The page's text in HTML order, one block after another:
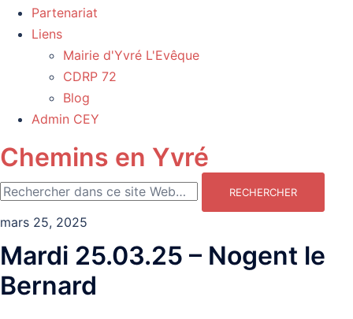
Partenariat
Liens
Mairie d'Yvré L'Evêque
CDRP 72
Blog
Admin CEY
Chemins en Yvré
mars 25, 2025
Mardi 25.03.25 – Nogent le
Bernard